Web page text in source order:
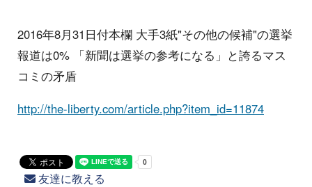
2016年8月31日付本欄 大手3紙"その他の候補"の選挙
報道は0% 「新聞は選挙の参考になる」と誇るマス
コミの矛盾
http://the-liberty.com/article.php?item_id=11874
友達に教える